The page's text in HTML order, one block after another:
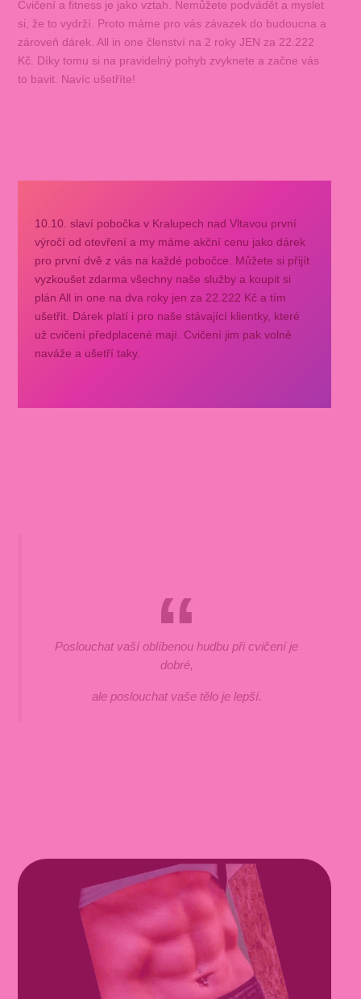
Cvičení a fitness je jako vztah. Nemůžete podvádět a myslet
si, že to vydrží. Proto máme pro vás závazek do budoucna a
zároveň dárek. All in one členství na 2 roky JEN za 22.222
Kč. Díky tomu si na pravidelný pohyb zvyknete a začne vás
to bavit. Navíc ušetříte!
10.10. slaví pobočka v Kralupech nad Vltavou první
výročí od otevření a my máme akční cenu jako dárek
pro první dvě z vás na každé pobočce. Můžete si přijít
vyzkoušet zdarma všechny naše služby a koupit si
plán All in one na dva roky jen za 22.222 Kč a tím
ušetřit. Dárek platí i pro naše stávající klientky, které
už cvičení předplacené mají. Cvičení jim pak volně
naváže a ušetří taky.
Poslouchat vaší oblíbenou hudbu při cvičení je
dobré,
ale poslouchat vaše tělo je lepší.